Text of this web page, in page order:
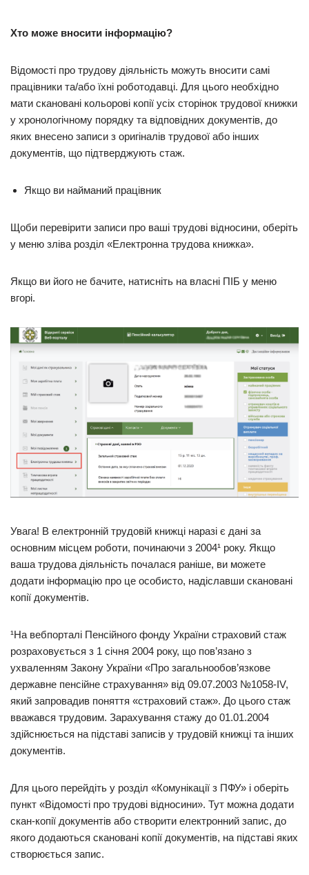
Хто може вносити інформацію?
Відомості про трудову діяльність можуть вносити самі
працівники та/або їхні роботодавці. Для цього необхідно
мати скановані кольорові копії усіх сторінок трудової книжки
у хронологічному порядку та відповідних документів, до
яких внесено записи з оригіналів трудової або інших
документів, що підтверджують стаж.
Якщо ви найманий працівник
Щоби перевірити записи про ваші трудові відносини, оберіть
у меню зліва розділ «Електронна трудова книжка».
Якщо ви його не бачите, натисніть на власні ПІБ у меню
вгорі.
Увага! В електронній трудовій книжці наразі є дані за
основним місцем роботи, починаючи з 2004¹ року. Якщо
ваша трудова діяльність почалася раніше, ви можете
додати інформацію про це особисто, надіславши скановані
копії документів.
¹На вебпорталі Пенсійного фонду України страховий стаж
розраховується з 1 січня 2004 року, що пов’язано з
ухваленням Закону України «Про загальнообов’язкове
державне пенсійне страхування» від 09.07.2003 №1058-IV,
який запровадив поняття «страховий стаж». До цього стаж
вважався трудовим. Зарахування стажу до 01.01.2004
здійснюється на підставі записів у трудовій книжці та інших
документів.
Для цього перейдіть у розділ «Комунікації з ПФУ» і оберіть
пункт «Відомості про трудові відносини». Тут можна додати
скан-копії документів або створити електронний запис, до
якого додаються скановані копії документів, на підставі яких
створюється запис.